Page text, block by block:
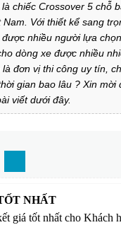
chiếc Crossover 5 chỗ
Với thiết kể sang
nhiều người lựa
dòng xe được nhiều
đơn vị thi công uy tín,
gian bao lâu ? Xin mời
viết dưới đây.
NHẤT
giá tốt nhất cho Khách